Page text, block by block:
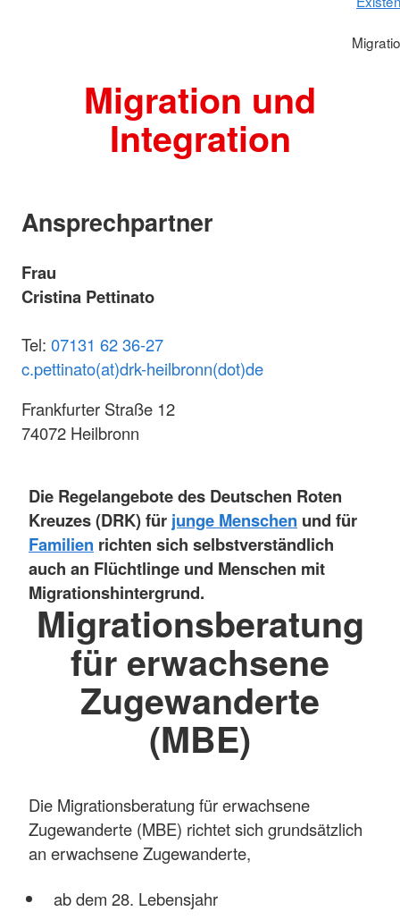
Migration und
Integration
Ansprechpartner
Frau
Cristina Pettinato
Tel: 07131 62 36-27
c.pettinato(at)drk-heilbronn(dot)de
Frankfurter Straße 12
74072 Heilbronn
Die Regelangebote des Deutschen Roten
Kreuzes (DRK) für junge Menschen und für
Familien richten sich selbstverständlich
auch an Flüchtlinge und Menschen mit
Migrationshintergrund.
Migrationsberatung
für erwachsene
Zugewanderte
(MBE)
Die Migrationsberatung für erwachsene
Zugewanderte (MBE) richtet sich grundsätzlich
an erwachsene Zugewanderte,
ab dem 28. Lebensjahr